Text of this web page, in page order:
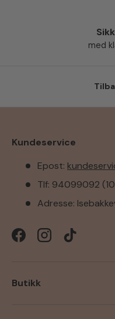
med
Kundeservice
Epost:
Tlf: 94099092
Adresse:
FacebookInstagramTikTok
Butikk